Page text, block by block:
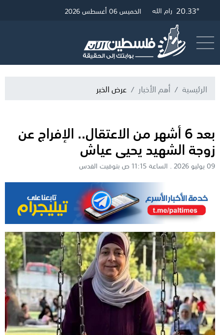
25.16° غزة 20.01° القدس 20.33° رام الله الخميس 06 أغسطس 2026
الرئيسية أهم الأخبار عرض الخبر
بعد 6 أشهر من الاعتقال.. الإفراج عن
زوجة الشهيد يحيى عياش
09 يوليو 2026 . الساعة 11:15 ص بتوقيت القدس